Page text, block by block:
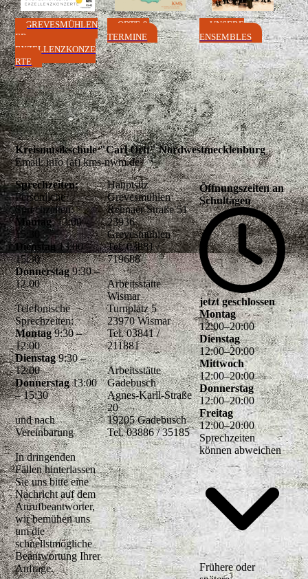
GREVESMÜHLEN
ER
EXZELLENZKONZE
RTE
ORTE &
TERMINE
UNSERE
ENSEMBLES
Kreismusikschule "Carl Orff" Nordwestmecklenburg
Email: info (at) kms-nwm.de
Sprechzeiten:
Persönliche
Sprechzeiten:
Montag13:00 -
15:30
Dienstag13:00 –
15:30
Donnerstag9:30 –
12.00
Telefonische
Sprechzeiten:
Montag9:30 –
12:00
Dienstag9:30 –
12:00
Donnerstag13:00
– 15:30
und nach
Vereinbarung
In dringenden
Fällen hinterlassen
Sie uns bitte eine
Nachricht auf dem
Anrufbeantworter,
wir bemühen uns
um die
schnellstmögliche
Beantwortung Ihrer
Anfrage.
Hauptsitz
Grevesmühlen
Rehnaer Straße 51
23936
Grevesmühlen
Tel. 03881 /
719688
Arbeitsstätte
Wismar
Turnplatz 5
23970 Wismar
Tel. 03841 /
211881
Arbeitsstätte
Gadebusch
Agnes-Karll-Straße
20
19205 Gadebusch
Tel. 03886 / 35185
Öffnungszeiten an
Schultagen
jetzt geschlossen
Montag
12:00–20:00
Dienstag
12:00–20:00
Mittwoch
12:00–20:00
Donnerstag
12:00–20:00
Freitag
12:00–20:00
Sprechzeiten
können abweichen
Frühere oder